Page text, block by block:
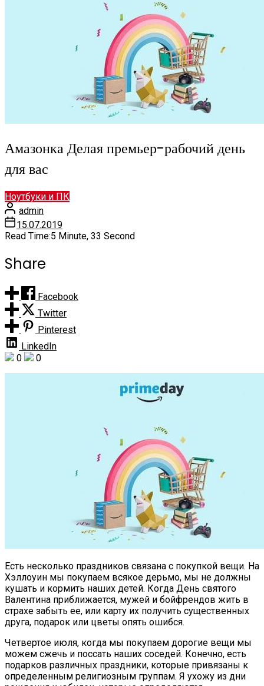
Амазонка Делая премьер-рабочий день
для вас
Ноутбуки и ПК
admin
15.07.2019
Read Time:5 Minute, 33 Second
Share
Facebook
Twitter
Pinterest
LinkedIn
0
0
Есть несколько праздников связана с покупкой вещи. На
Хэллоуин мы покупаем всякое дерьмо, мы не должны
кушать и кормить наших детей. Когда День святого
Валентина приближается, мужей и бойфрендов жить в
страхе забыть ее, или карту их получить существенных
друга, подарок или цветы опять ошибся.
Четвертое июля, когда мы покупаем дорогие вещи мы
можем сжечь и поссать наших соседей. Конечно, есть
подарков различных праздники, которые привязаны к
определенным религиозным группам. Я ухожу из дни